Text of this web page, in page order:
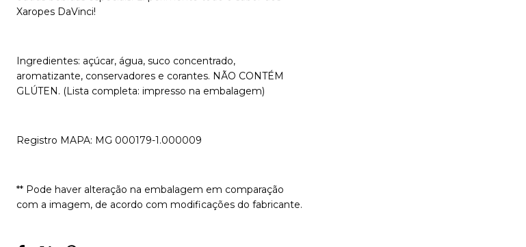
Xaropes DaVinci!
Ingredientes: açúcar, água, suco concentrado,
aromatizante, conservadores e corantes. NÃO CONTÉM
GLÚTEN. (Lista completa: impresso na embalagem)
Registro MAPA: MG 000179-1.000009
** Pode haver alteração na embalagem em comparação
com a imagem, de acordo com modificações do fabricante.